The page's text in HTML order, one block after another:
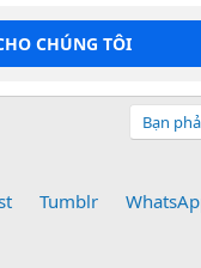
CHÚNG TÔI
Bạn
Tumblr